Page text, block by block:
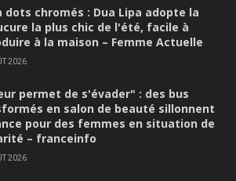
dots chromés : Dua Lipa adopte la
la plus chic de l'été, facile à
à la maison – Femme Actuelle
2026
permet de s'évader" : des bus
en salon de beauté sillonnent
pour des femmes en situation de
– franceinfo
2026